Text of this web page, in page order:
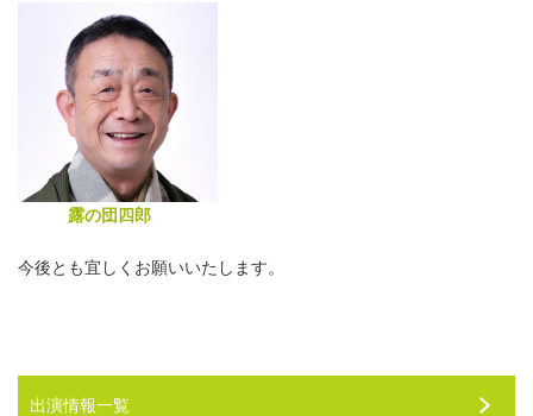
露の団四郎
今後とも宜しくお願いいたします。
出演情報一覧